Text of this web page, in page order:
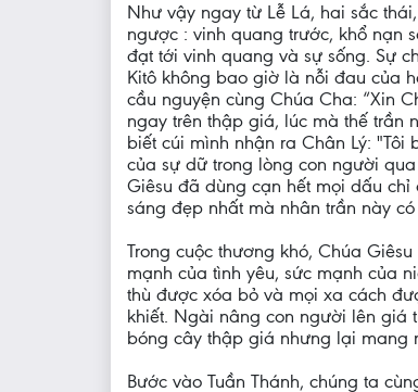
Như vậy ngay từ Lễ Lá, hai sắc
ngược : vinh quang trước, khổ nạn
đạt tới vinh quang và sự sống. Sự
Kitô không bao giờ là nỗi đau của
cầu nguyện cùng Chúa Cha: “Xin
ngay trên thập giá, lúc mà thế trần
biết cúi mình nhận ra Chân Lý:
của sự dữ trong lòng con người
Giêsu đã dùng cạn hết mọi dấu
sáng đẹp nhất mà nhân trần này
Trong cuộc thương khó, Chúa
mạnh của tình yêu, sức mạnh của
thù được xóa bỏ và mọi xa cách
khiết. Ngài nâng con người lên giá
bóng cây thập giá nhưng lại mang
Bước vào Tuần Thánh, chúng ta